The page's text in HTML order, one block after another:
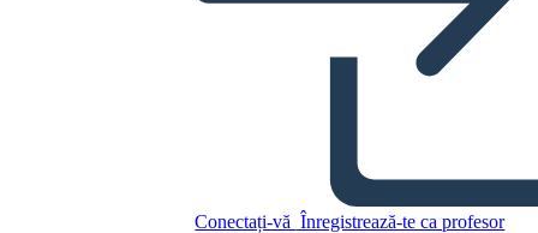
Conectați-vă Înregistrează-te ca profesor
La Guerra che mi ha Salvato
la Vita Temi Simboli e Motivi